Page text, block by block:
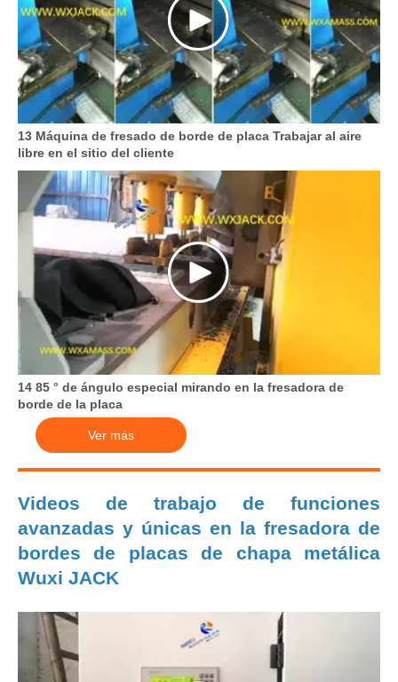
13 Máquina de fresado de borde de placa Trabajar al aire
libre en el sitio del cliente
14 85 ° de ángulo especial mirando en la fresadora de
borde de la placa
Ver más
Videos de trabajo de funciones
avanzadas y únicas en la fresadora de
bordes de placas de chapa metálica
Wuxi JACK